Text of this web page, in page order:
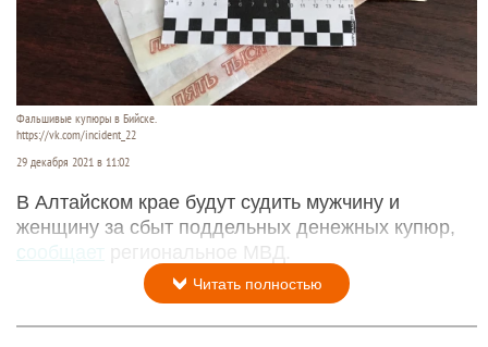
Фальшивые купюры в Бийске.
https://vk.com/incident_22
29 декабря 2021 в 11:02
В Алтайском крае будут судить мужчину и
женщину за сбыт поддельных денежных купюр,
сообщает
региональное МВД.
Читать полностью